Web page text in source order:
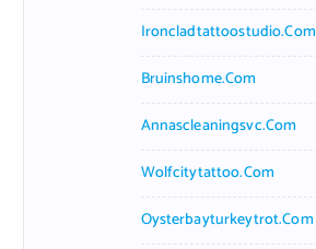
Ironcladtattoostudio.com
Bruinshome.com
Annascleaningsvc.com
Wolfcitytattoo.com
Oysterbayturkeytrot.com